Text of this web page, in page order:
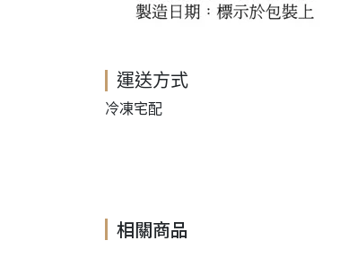
運送方式
冷凍宅配
相關商品